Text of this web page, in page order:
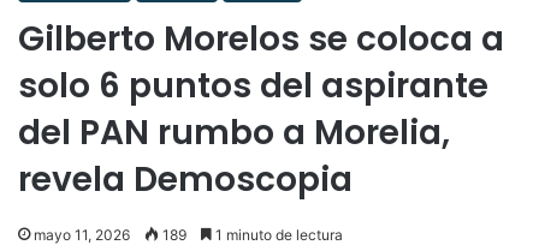
Gilberto Morelos se coloca a
solo 6 puntos del aspirante
del PAN rumbo a Morelia,
revela Demoscopia
mayo 11, 2026 189 1 minuto de lectura